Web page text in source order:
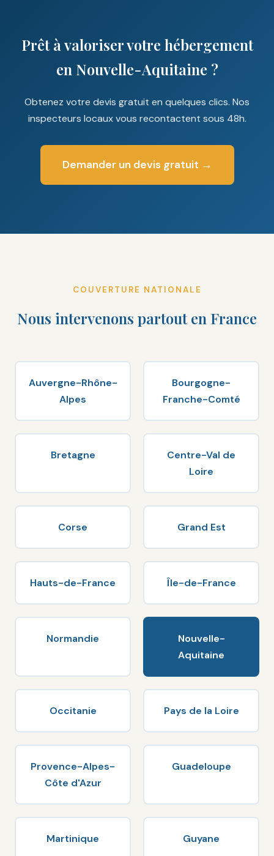
Prêt à valoriser votre hébergement
en Nouvelle-Aquitaine ?
Obtenez votre devis gratuit en quelques clics. Nos
inspecteurs locaux vous recontactent sous 48h.
Demander un devis gratuit →
COUVERTURE NATIONALE
Nous intervenons partout en France
Auvergne-Rhône-
Alpes
Bourgogne-
Franche-Comté
Bretagne
Centre-Val de
Loire
Corse Grand Est
Hauts-de-France Île-de-France
Normandie
Nouvelle-
Aquitaine
Occitanie Pays de la Loire
Provence-Alpes-
Côte d'Azur
Guadeloupe
Martinique Guyane